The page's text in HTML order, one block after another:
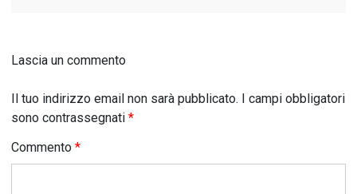
Lascia un commento
Il tuo indirizzo email non sarà pubblicato. I campi obbligatori
sono contrassegnati *
Commento *